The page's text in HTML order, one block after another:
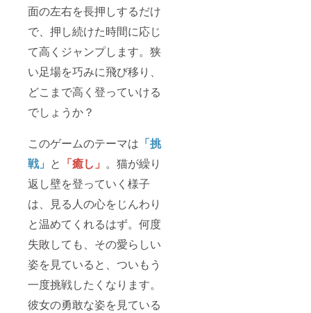
面の左右を長押しするだけ
で、押し続けた時間に応じ
て高くジャンプします。狭
い足場を巧みに飛び移り、
どこまで高く登っていける
でしょうか？
このゲームのテーマは 「挑
戦」 と 「癒し」 。猫が繰り
返し壁を登っていく様子
は、見る人の心をじんわり
と温めてくれるはず。何度
失敗しても、その愛らしい
姿を見ていると、ついもう
一度挑戦したくなります。
彼女の勇敢な姿を見ている